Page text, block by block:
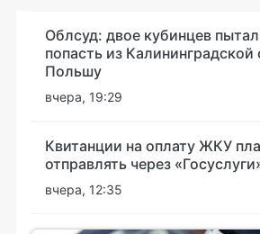
Облсуд: двое кубинцев
попасть из Калининградской
Польшу
вчера, 19:29
Квитанции на оплату ЖКУ
отправлять через
вчера, 12:35